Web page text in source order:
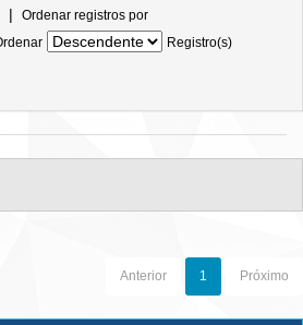
| Ordenar registros por
Registro(s)
Anterior 1 Próximo